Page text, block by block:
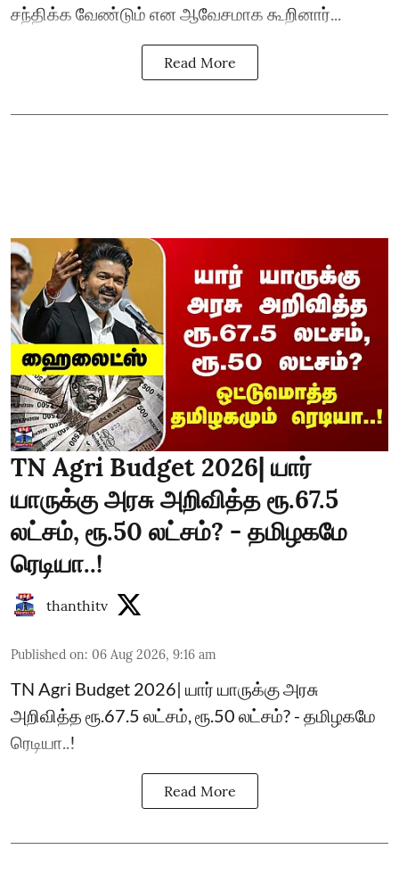
சந்திக்க வேண்டும் என ஆவேசமாக கூறினார்...
Read More
TN Agri Budget 2026| யார்
யாருக்கு அரசு அறிவித்த ரூ.67.5
லட்சம், ரூ.50 லட்சம்? - தமிழகமே
ரெடியா..!
thanthitv
Published on: 06 Aug 2026, 9:16 am
TN Agri Budget 2026| யார் யாருக்கு அரசு
அறிவித்த ரூ.67.5 லட்சம், ரூ.50 லட்சம்? - தமிழகமே
ரெடியா..!
Read More